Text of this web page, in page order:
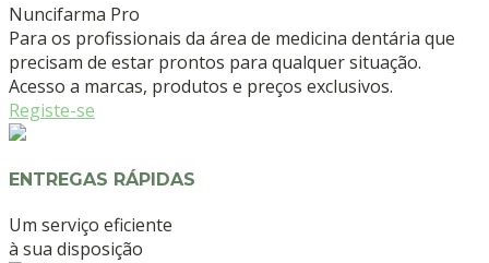
Nuncifarma Pro
Para os profissionais da área de medicina dentária que
precisam de estar prontos para qualquer situação.
Acesso a marcas, produtos e preços exclusivos.
Registe-se
ENTREGAS RÁPIDAS
Um serviço eficiente
à sua disposição